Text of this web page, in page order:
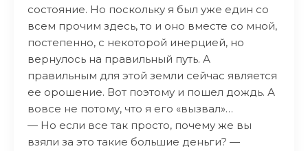
состояние. Но поскольку я был уже един со
всем прочим здесь, то и оно вместе со мной,
постепенно, с некоторой инерцией, но
вернулось на правильный путь. А
правильным для этой земли сейчас является
ее орошение. Вот поэтому и пошел дождь. А
вовсе не потому, что я его «вызвал»…
— Но если все так просто, почему же вы
взяли за это такие большие деньги? —